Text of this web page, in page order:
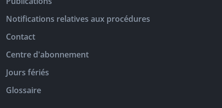
Notifications relatives aux procédures
Contact
Centre d'abonnement
Jours fériés
Glossaire